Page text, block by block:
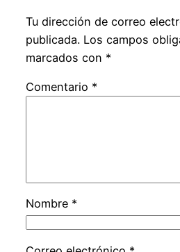
Tu dirección de correo
publicada. Los campos
marcados con *
Comentario *
Nombre *